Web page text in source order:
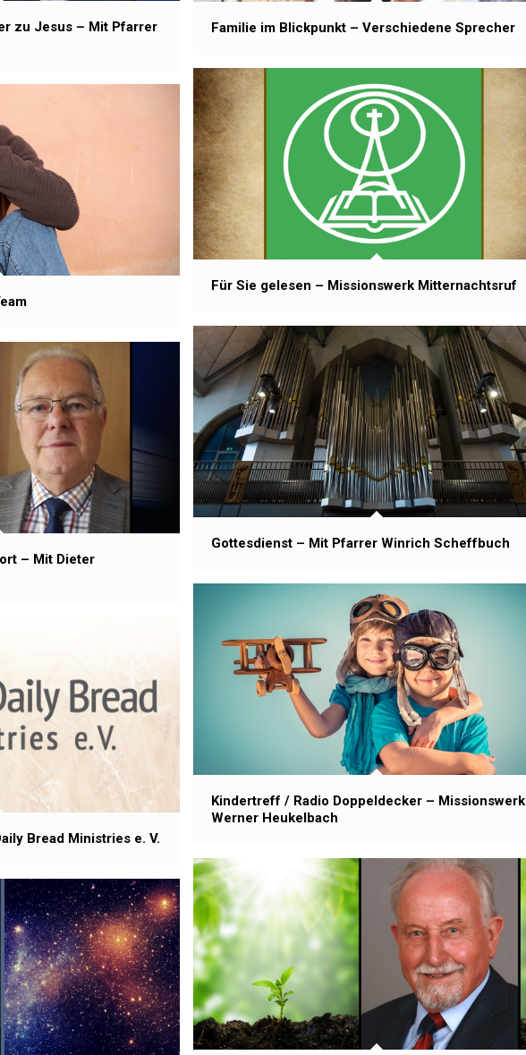
zu Jesus – Mit Pfarrer
Familie im Blickpunkt – Verschiedene Sprecher
Für Sie gelesen – Missionswerk Mitternachtsruf
Gottesdienst – Mit Pfarrer Winrich Scheffbuch
– Mit Dieter
Kindertreff / Radio Doppeldecker – Missionswerk
Werner Heukelbach
Bread Ministries e. V.